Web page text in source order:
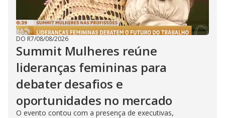
DO R7/08/08/2026
Summit Mulheres reúne
lideranças femininas para
debater desafios e
oportunidades no mercado
O evento contou com a presença de executivas,